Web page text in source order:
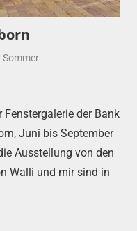
Sommer
der Bank
Juni bis September
Ausstellung von den
Walli und mir sind in